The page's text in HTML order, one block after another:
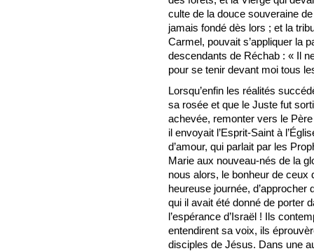
culte de la douce souveraine
jamais fondé dès lors ; et la
Carmel, pouvait s’appliquer la
descendants de Réchab : « Il
pour se tenir devant moi tous
Lorsqu’enfin les réalités
sa rosée et que le Juste fut
achevée, remonter vers le
il envoyait l’Esprit-Saint à
d’amour, qui parlait par les
Marie aux nouveau-nés de la
nous alors, le bonheur de ceux
heureuse journée, d’approcher
qui il avait été donné de porter
l’espérance d’Israël ! Ils
entendirent sa voix, ils
disciples de Jésus. Dans une